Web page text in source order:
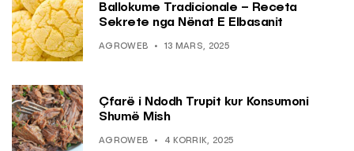
Ballokume Tradicionale – Receta
Sekrete nga Nënat E Elbasanit
AGROWEB 13 MARS, 2025
Çfarë i Ndodh Trupit kur Konsumoni
Shumë Mish
AGROWEB 4 KORRIK, 2025